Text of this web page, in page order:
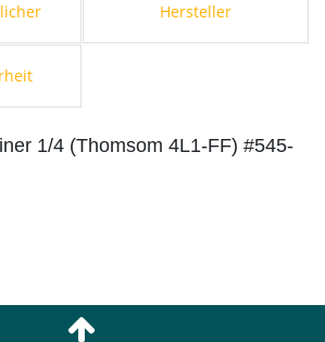
Hersteller
1/4 (Thomsom 4L1-FF) #545-